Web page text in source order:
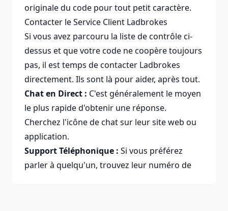
originale du code pour tout petit caractère.
Contacter le Service Client Ladbrokes
Si vous avez parcouru la liste de contrôle ci-
dessus et que votre code ne coopère toujours
pas, il est temps de contacter Ladbrokes
directement. Ils sont là pour aider, après tout.
Chat en Direct : C'est généralement le moyen
le plus rapide d'obtenir une réponse.
Cherchez l'icône de chat sur leur site web ou
application.
Support Téléphonique : Si vous préférez
parler à quelqu'un, trouvez leur numéro de